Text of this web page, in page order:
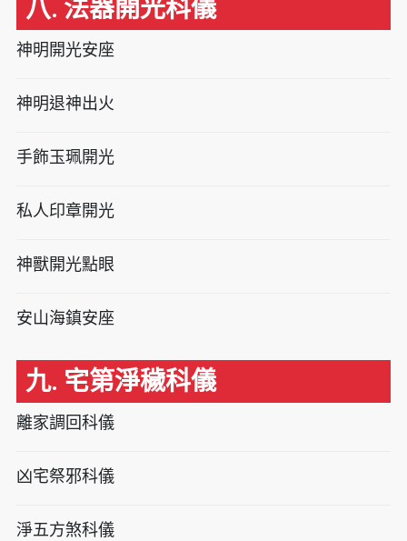
八. 法器開光科儀
神明開光安座
神明退神出火
手飾玉珮開光
私人印章開光
神獸開光點眼
安山海鎮安座
九. 宅第淨穢科儀
離家調回科儀
凶宅祭邪科儀
淨五方煞科儀